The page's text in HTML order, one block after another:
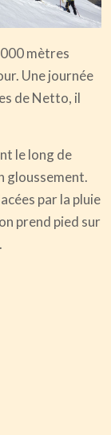
mètres
Une journée
de Netto, il
le long de
gloussement.
par la pluie
prend pied sur